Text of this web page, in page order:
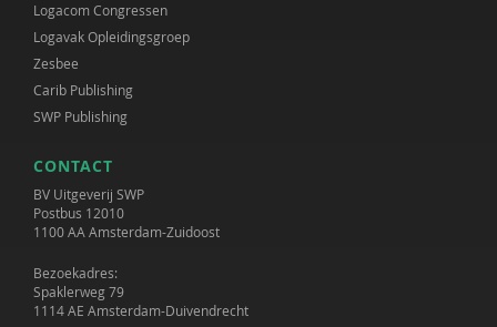
Logacom Congressen
Logavak Opleidingsgroep
Zesbee
Carib Publishing
SWP Publishing
CONTACT
BV Uitgeverij SWP
Postbus 12010
1100 AA Amsterdam-Zuidoost
Bezoekadres:
Spaklerweg 79
1114 AE Amsterdam-Duivendrecht